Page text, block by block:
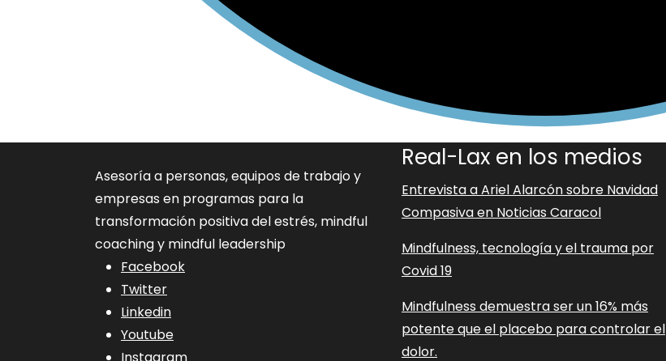
Asesoría a personas, equipos de trabajo y
empresas en programas para la
transformación positiva del estrés, mindful
coaching y mindful leadership
Facebook
Twitter
Linkedin
Youtube
Real-Lax en los medios
Entrevista a Ariel Alarcón sobre Navidad
Compasiva en Noticias Caracol
Mindfulness, tecnología y el trauma por
Covid 19
Mindfulness demuestra ser un 16% más
potente que el placebo para controlar el
dolor.